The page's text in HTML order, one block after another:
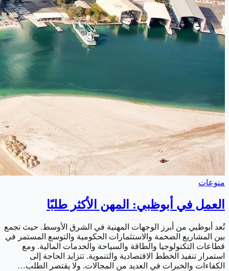
منوعات
العمل في أبوظبي: المهن الأكثر طلبًا
تُعد أبوظبي من أبرز الوجهات المهنية في الشرق الأوسط. حيث تجمع
بين المشاريع الضخمة والاستثمارات الحكومية والتوسع المستمر في
قطاعات التكنولوجيا والطاقة والسياحة والخدمات المالية. ومع
استمرار تنفيذ الخطط الاقتصادية والتنموية. تتزايد الحاجة إلى
الكفاءات والخبرات في العديد من المجالات. ولا يقتصر الطلب…